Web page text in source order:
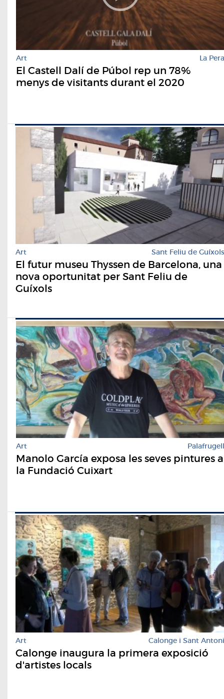
Art La Pera
El Castell Dalí de Púbol rep un 78%
menys de visitants durant el 2020
Art Sant Feliu de Guíxols
El futur museu Thyssen de Barcelona, una
nova oportunitat per Sant Feliu de
Guíxols
Art Palafrugell
Manolo García exposa les seves pintures a
la Fundació Cuixart
Art Calonge i Sant Antoni
Calonge inaugura la primera exposició
d'artistes locals